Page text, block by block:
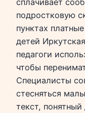
сплачивает
подростковую
пунктах
детей
педагоги
чтобы
Специалисты
стесняться
текст,